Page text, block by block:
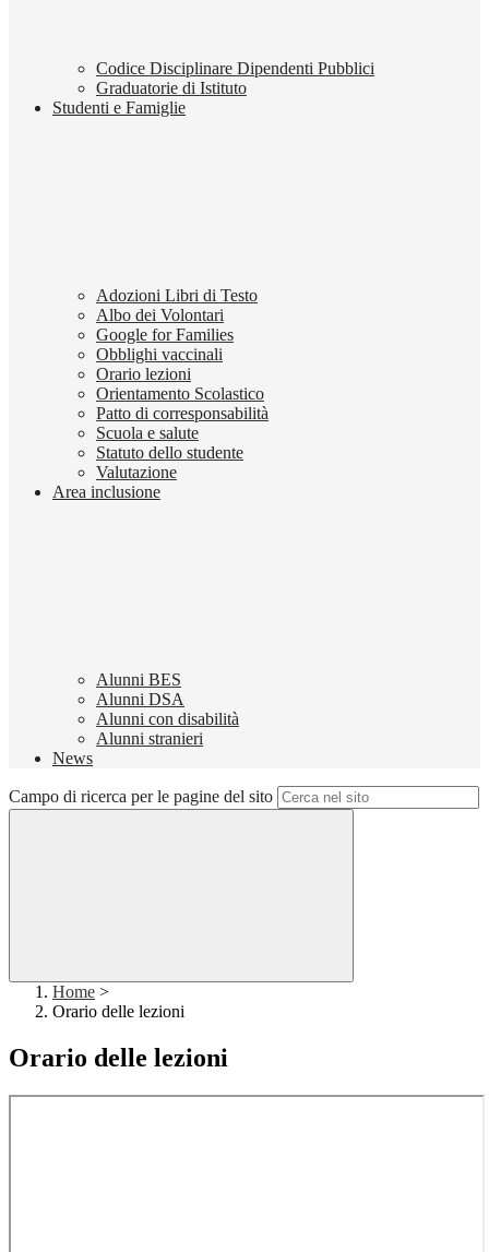
Codice Disciplinare Dipendenti Pubblici
Graduatorie di Istituto
Studenti e Famiglie
Adozioni Libri di Testo
Albo dei Volontari
Google for Families
Obblighi vaccinali
Orario lezioni
Orientamento Scolastico
Patto di corresponsabilità
Scuola e salute
Statuto dello studente
Valutazione
Area inclusione
Alunni BES
Alunni DSA
Alunni con disabilità
Alunni stranieri
News
Campo di ricerca per le pagine del sito
Home >
Orario delle lezioni
Orario delle lezioni